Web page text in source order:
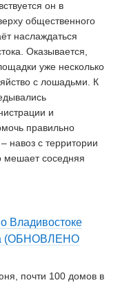
он в
общественного
наслаждаться
Оказывается,
уже несколько
с лошадьми. К
и
правильно
навоз с территории
мешает соседняя
Владивостоке
(ОБНОВЛЕНО
почти 100 домов в